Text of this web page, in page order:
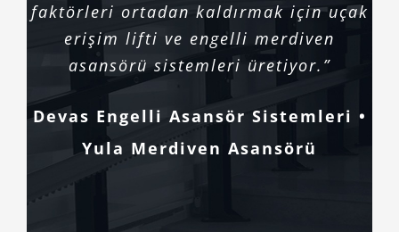
faktörleri ortadan kaldırmak için uçak
erişim lifti ve engelli merdiven
asansörü sistemleri üretiyor.”
Devas Engelli Asansör Sistemleri •
Yula Merdiven Asansörü